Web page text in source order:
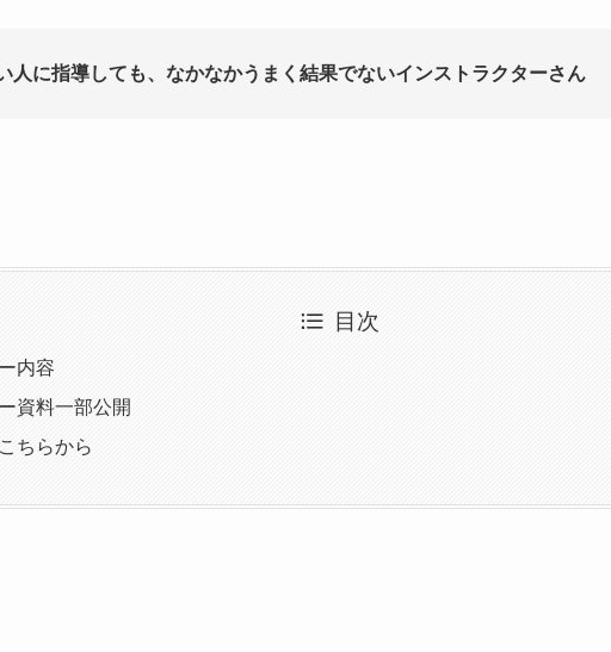
人に指導しても、なかなかうまく結果でないインストラクターさん
目次
内容
資料一部公開
ちらから